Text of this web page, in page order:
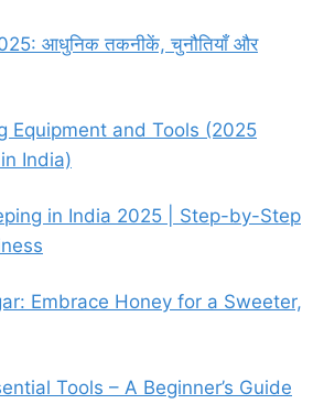
आधुनिक तकनीकें, चुनौतियाँ और
Equipment and Tools (2025
India)
in India 2025 | Step-by-Step
Embrace Honey for a Sweeter,
Tools – A Beginner’s Guide